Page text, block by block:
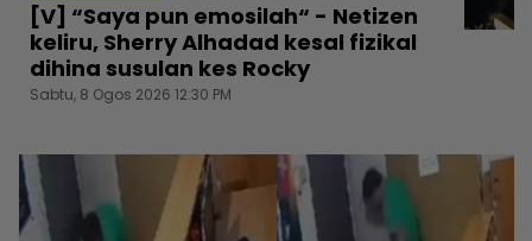
[V] “Saya pun emosilah“ - Netizen
keliru, Sherry Alhadad kesal fizikal
dihina susulan kes Rocky
Sabtu, 8 Ogos 2026 12:30 PM